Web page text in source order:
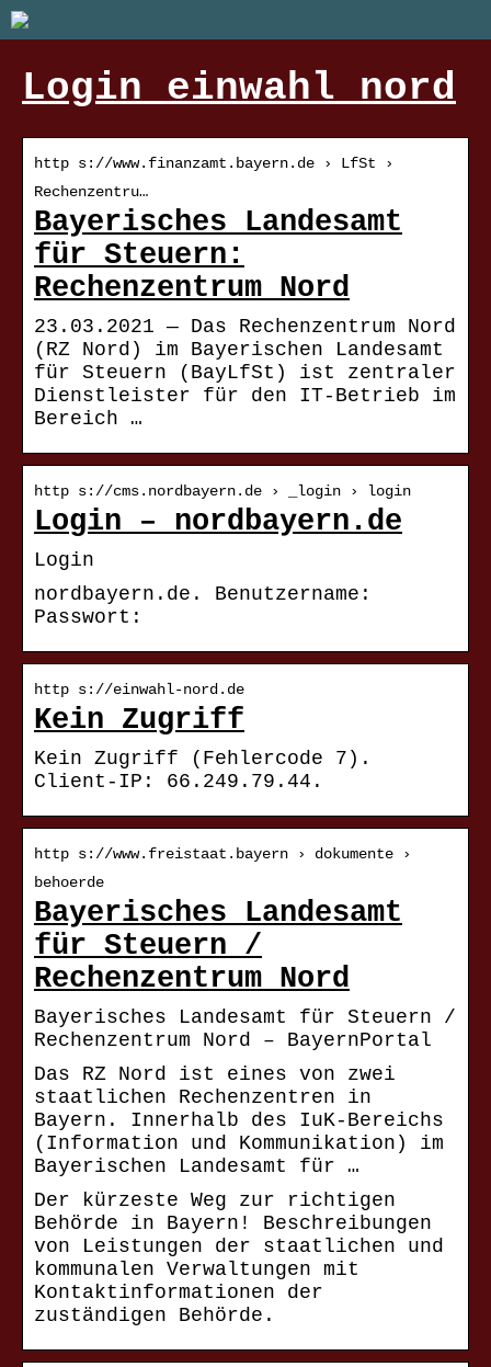
Login einwahl nord
http s://www.finanzamt.bayern.de › LfSt ›
Rechenzentru…
Bayerisches Landesamt
für Steuern:
Rechenzentrum Nord
23.03.2021 — Das Rechenzentrum Nord
(RZ Nord) im Bayerischen Landesamt
für Steuern (BayLfSt) ist zentraler
Dienstleister für den IT-Betrieb im
Bereich …
http s://cms.nordbayern.de › _login › login
Login – nordbayern.de
Login
nordbayern.de. Benutzername:
Passwort:
http s://einwahl-nord.de
Kein Zugriff
Kein Zugriff (Fehlercode 7).
Client-IP: 66.249.79.44.
http s://www.freistaat.bayern › dokumente ›
behoerde
Bayerisches Landesamt
für Steuern /
Rechenzentrum Nord
Bayerisches Landesamt für Steuern /
Rechenzentrum Nord – BayernPortal
Das RZ Nord ist eines von zwei
staatlichen Rechenzentren in
Bayern. Innerhalb des IuK-Bereichs
(Information und Kommunikation) im
Bayerischen Landesamt für …
Der kürzeste Weg zur richtigen
Behörde in Bayern! Beschreibungen
von Leistungen der staatlichen und
kommunalen Verwaltungen mit
Kontaktinformationen der
zuständigen Behörde.